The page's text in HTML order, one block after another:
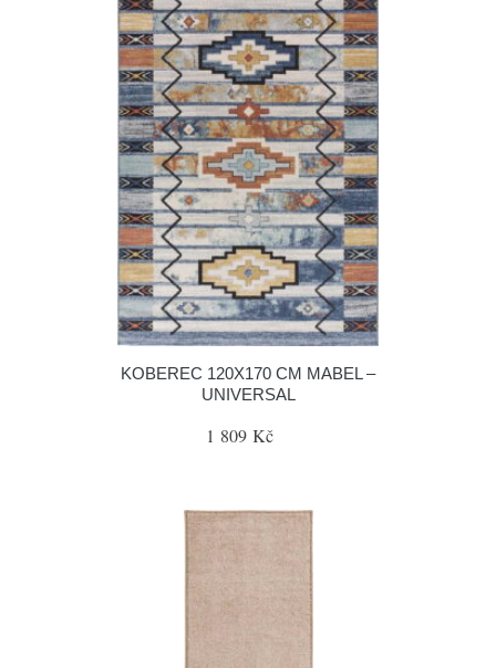
KOBEREC 120X170 CM MABEL –
UNIVERSAL
1 809 Kč